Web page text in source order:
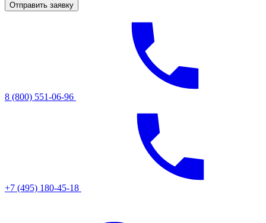
Отправить заявку
8 (800) 551-06-96
+7 (495) 180-45-18